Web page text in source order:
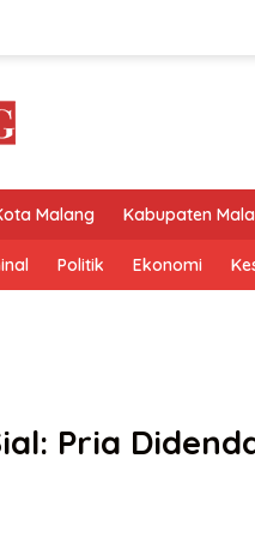
Malang Kabupaten
Politik Ekonomi
Pria